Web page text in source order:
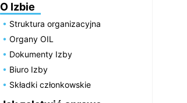
O Izbie
Struktura organizacyjna
Organy OIL
Dokumenty Izby
Biuro Izby
Składki członkowskie